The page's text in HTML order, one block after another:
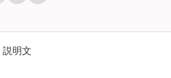
説明文